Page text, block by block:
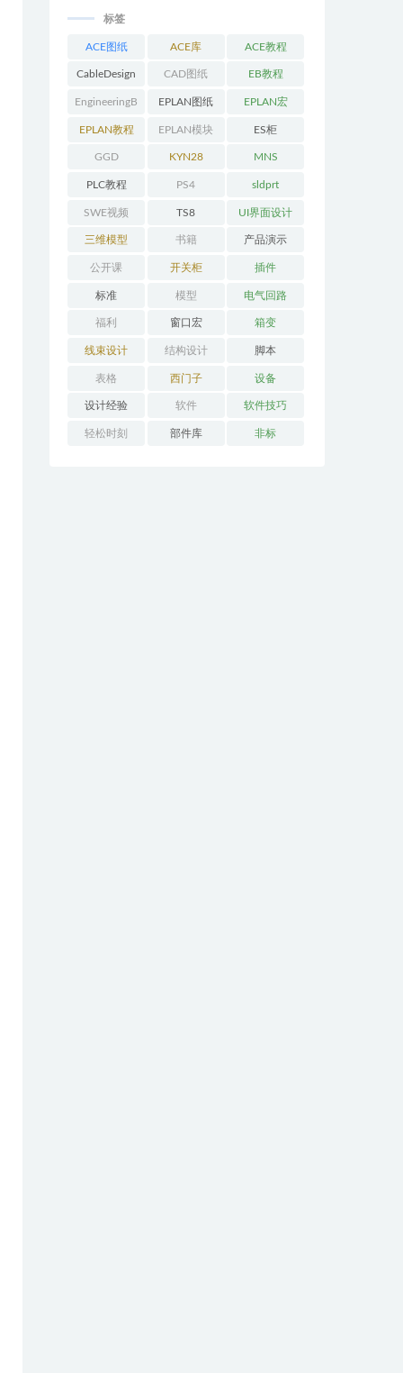
标签
ACE图纸 ACE库 ACE教程
CableDesign CAD图纸 EB教程
EngineeringB
ase教程
EPLAN图纸 EPLAN宏
EPLAN教程 EPLAN模块 ES柜
GGD KYN28 MNS
PLC教程 PS4 sldprt
SWE视频 TS8 UI界面设计
三维模型 书籍 产品演示
公开课 开关柜 插件
标准 模型 电气回路
福利 窗口宏 箱变
线束设计 结构设计 脚本
表格 西门子 设备
设计经验 软件 软件技巧
轻松时刻 部件库 非标